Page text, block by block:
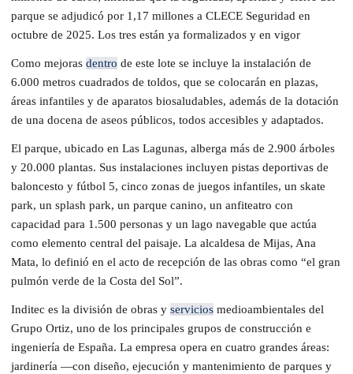
parque se adjudicó por 1,17 millones a CLECE Seguridad en
octubre de 2025. Los tres están ya formalizados y en vigor
Como mejoras dentro de este lote se incluye la instalación de
6.000 metros cuadrados de toldos, que se colocarán en plazas,
áreas infantiles y de aparatos biosaludables, además de la dotación
de una docena de aseos públicos, todos accesibles y adaptados.
El parque, ubicado en Las Lagunas, alberga más de 2.900 árboles
y 20.000 plantas. Sus instalaciones incluyen pistas deportivas de
baloncesto y fútbol 5, cinco zonas de juegos infantiles, un skate
park, un splash park, un parque canino, un anfiteatro con
capacidad para 1.500 personas y un lago navegable que actúa
como elemento central del paisaje. La alcaldesa de Mijas, Ana
Mata, lo definió en el acto de recepción de las obras como “el gran
pulmón verde de la Costa del Sol”.
Inditec es la división de obras y servicios medioambientales del
Grupo Ortiz, uno de los principales grupos de construcción e
ingeniería de España. La empresa opera en cuatro grandes áreas:
jardinería —con diseño, ejecución y mantenimiento de parques y